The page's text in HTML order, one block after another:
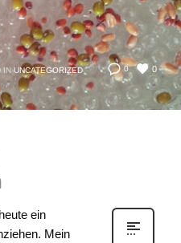
0 0
IN UNCATEGORIZED
ein
Mein